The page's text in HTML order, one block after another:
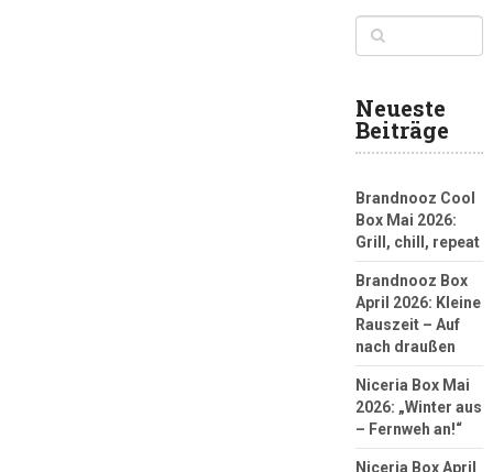
Neueste
Beiträge
Brandnooz Cool
Box Mai 2026:
Grill, chill, repeat
Brandnooz Box
April 2026: Kleine
Rauszeit – Auf
nach draußen
Niceria Box Mai
2026: „Winter aus
– Fernweh an!“
Niceria Box April